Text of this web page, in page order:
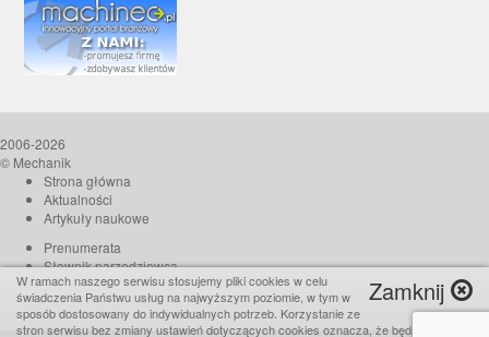
2006-2026
© Mechanik
Strona główna
Aktualności
Artykuły naukowe
Prenumerata
Słownik narzędziowca
O czasopiśmie
Reklama
Kontakt
Zamknij
W ramach naszego serwisu stosujemy pliki cookies w celu
świadczenia Państwu usług na najwyższym poziomie, w tym w
sposób dostosowany do indywidualnych potrzeb. Korzystanie ze
stron serwisu bez zmiany ustawień dotyczących cookies oznacza, że będą one